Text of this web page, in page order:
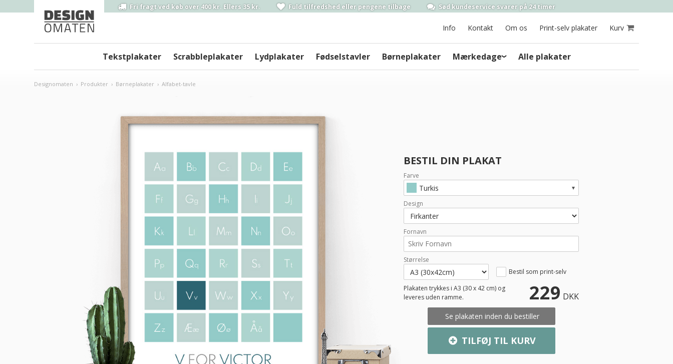
Fri fragt ved køb over 400 kr. Ellers 35 kr. Fuld tilfredshed eller pengene tilbage Sød kundeservicesvarer på 24 timer
Info Kontakt Om os Print-selv plakater Kurv
Tekstplakater Scrabbleplakater Lydplakater Fødselstavler Børneplakater Mærkedage Alle plakater
Designomaten › Produkter › Børneplakater › Alfabet-tavle
BESTIL DIN PLAKAT
Farve
Turkis
Design
Fornavn
Størrelse
Bestil som print-selv
Plakaten trykkes i A3 (30 x 42 cm) og
leveres uden ramme.
229 DKK
Se plakaten inden du bestiller
TILFØJ TIL KURV